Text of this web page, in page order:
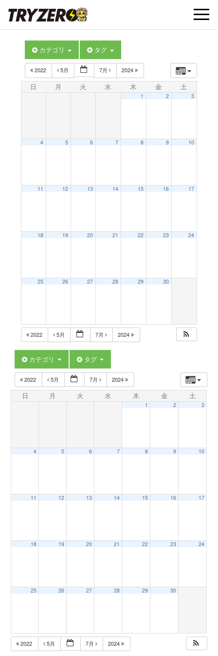
t
t
i
カテゴリ タグ
2022 5月 7月 2024
日 月 火 水 木 金 土
1 2 3
4 5 6 7 8 9 10
11 12 13 14 15 16 17
18 19 20 21 22 23 24
25 26 27 28 29 30
2022 5月 7月 2024
カテゴリ タグ
2022 5月 7月 2024
日 月 火 水 木 金 土
1 2 3
4 5 6 7 8 9 10
11 12 13 14 15 16 17
18 19 20 21 22 23 24
25 26 27 28 29 30
2022 5月 7月 2024